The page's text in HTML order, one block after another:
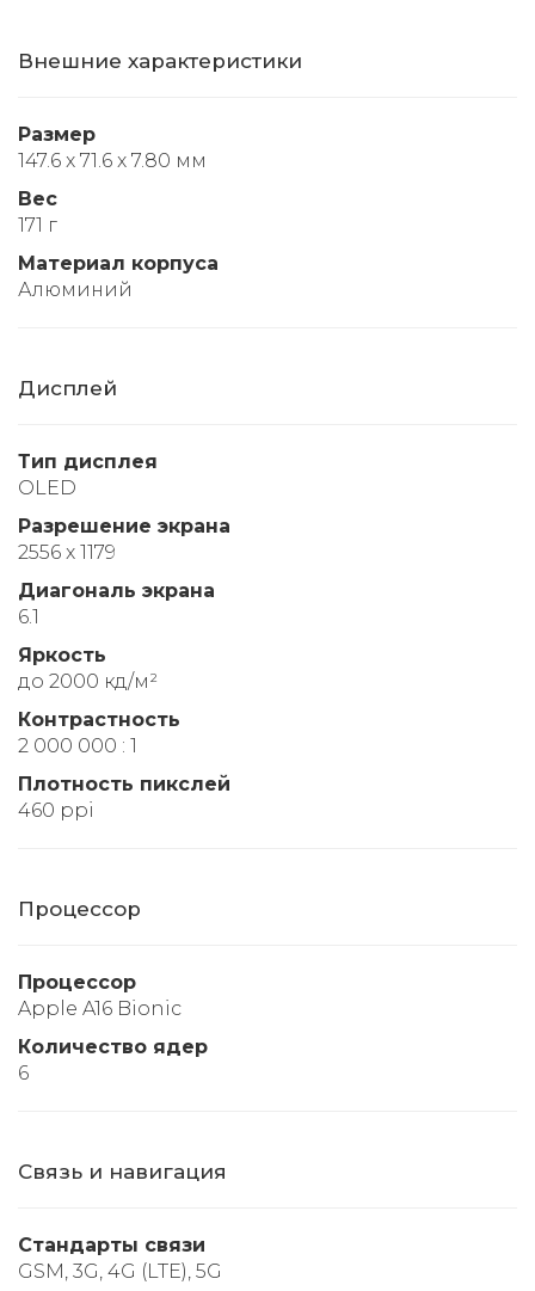
Внешние характеристики
Размер
147.6 x 71.6 x 7.80 мм
Вес
171 г
Материал корпуса
Алюминий
Дисплей
Тип дисплея
OLED
Разрешение экрана
2556 x 1179
Диагональ экрана
6.1
Яркость
до 2000 кд/м²
Контрастность
2 000 000 : 1
Плотность пикслей
460 ppi
Процессор
Процессор
Apple A16 Bionic
Количество ядер
6
Связь и навигация
Стандарты связи
GSM, 3G, 4G (LTE), 5G